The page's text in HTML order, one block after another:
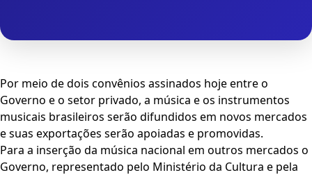
Por meio de dois convênios assinados hoje entre o
Governo e o setor privado, a música e os instrumentos
musicais brasileiros serão difundidos em novos mercados
e suas exportações serão apoiadas e promovidas.
Para a inserção da música nacional em outros mercados o
Governo, representado pelo Ministério da Cultura e pela